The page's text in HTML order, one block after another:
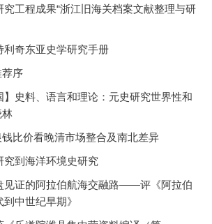
究工程成果“浙江旧海关档案文献整理与研
利奇东亚史学研究手册
序
】史料、语言和理论：元史研究世界性和
林
比价看晚清市场整合及南北差异
究到海洋环境史研究
见证的阿拉伯航海交融路——评《阿拉伯
中世纪早期》